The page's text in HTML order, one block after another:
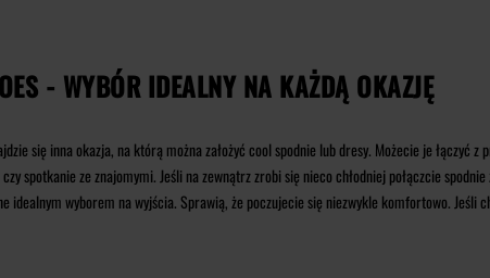
- WYBÓR IDEALNY NA KAŻDĄ OKAZJĘ
się inna okazja, na którą można założyć cool spodnie lub dresy. Możecie je
spotkanie ze znajomymi. Jeśli na zewnątrz zrobi się nieco chłodniej połączcie spodnie
idealnym wyborem na wyjścia. Sprawią, że poczujecie się niezwykle komfortowo.